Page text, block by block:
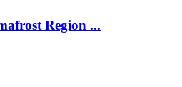
Region ...